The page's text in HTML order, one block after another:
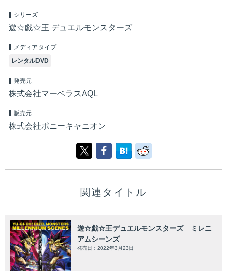
シリーズ
遊☆戯☆王 デュエルモンスターズ
メディアタイプ
レンタルDVD
発売元
株式会社マーベラスAQL
販売元
株式会社ポニーキャニオン
関連タイトル
遊☆戯☆王デュエルモンスターズ ミレニ
アムシーンズ
発売日：2022年3月23日